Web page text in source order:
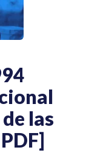
las